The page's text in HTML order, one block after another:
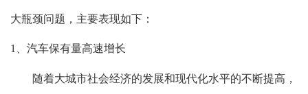
大瓶颈问题，主要表现如下：
1、汽车保有量高速增长
随着大城市社会经济的发展和现代化水平的不断提高，